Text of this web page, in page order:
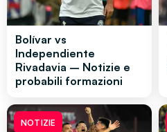
Bolívar vs
Independiente
Rivadavia – Notizie e
probabili formazioni
NOTIZIE